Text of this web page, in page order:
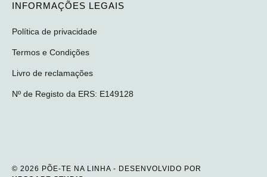
INFORMAÇÕES LEGAIS
Política de privacidade
Termos e Condições
Livro de reclamações
Nº de Registo da ERS: E149128
© 2026 PÕE-TE NA LINHA - DESENVOLVIDO POR